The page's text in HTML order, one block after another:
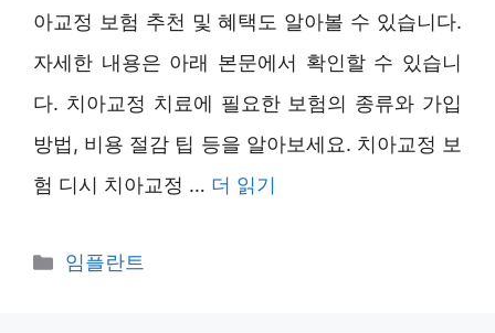
아교정 보험 추천 및 혜택도 알아볼 수 있습니다.
자세한 내용은 아래 본문에서 확인할 수 있습니
다. 치아교정 치료에 필요한 보험의 종류와 가입
방법, 비용 절감 팁 등을 알아보세요. 치아교정 보
험 디시 치아교정 … 더 읽기
카
임플란트